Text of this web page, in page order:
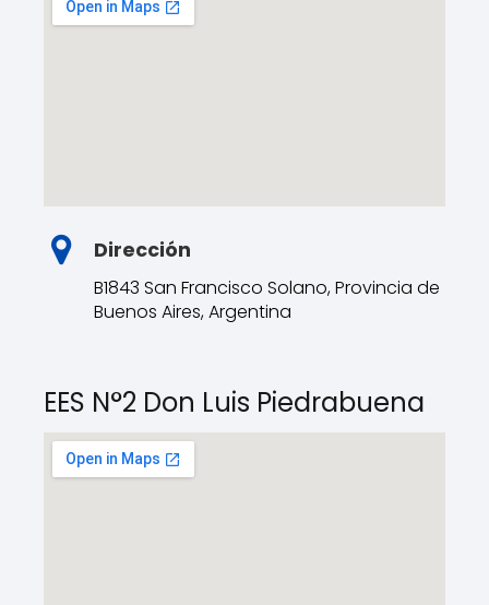
Dirección
B1843 San Francisco Solano, Provincia de
Buenos Aires, Argentina
EES N°2 Don Luis Piedrabuena